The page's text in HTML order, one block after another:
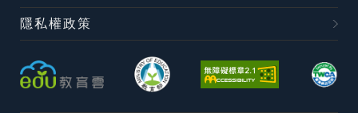
隱私權政策